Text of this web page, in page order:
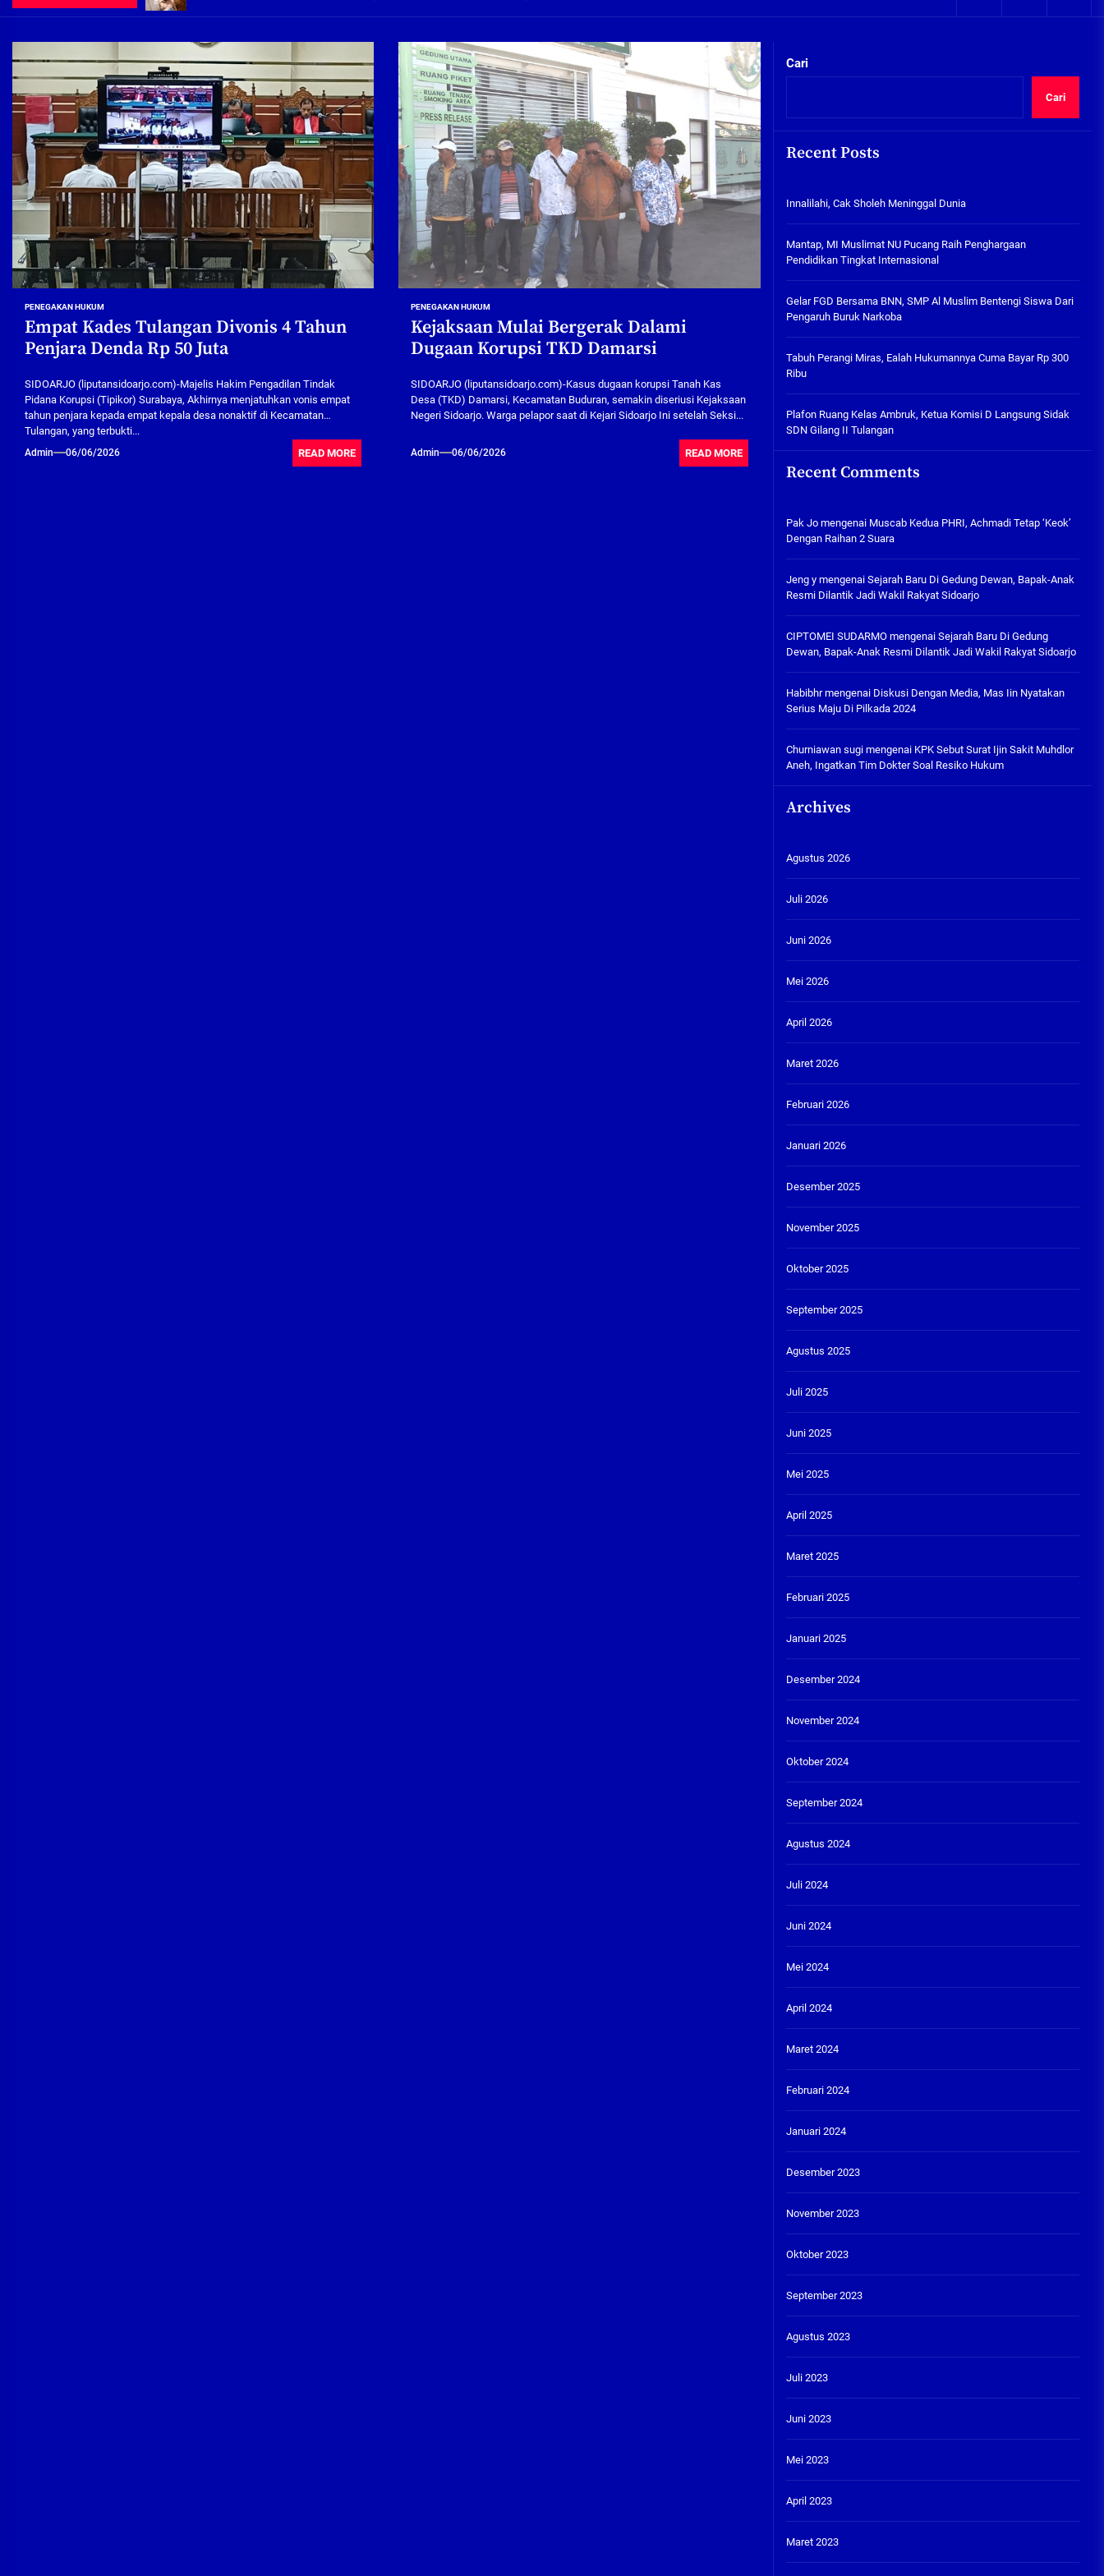
SDN Gilang II Tulangan
Mantap, MI Muslimat NU
Pucang Raih Penghargaan
Pendidikan Tingkat
Internasional
06/08/2026
Gelar FGD Bersama BNN, SMP Al
Muslim Bentengi Siswa Dari
05/08/2026
Hukumannya Cuma Bayar Rp
300 Ribu
Plafon Ruang Kelas Ambruk,
Ketua Komisi D Langsung Sidak
05/08/2026
Pembebasan Lahan Segera Rampung, Pembangunan Fly Over Gedangan Semakin Dekat
Peduli Warga Miskin, Bupati Sidoarjo Masif Jalankan Program Rehab RTLH
Pembebasan Lahan Hampir Rampung, Pembangunan Fly over Gedangan Semakin Dekat
Terima aduan warga, Komisi A cari solusi masalah warga Seketi dan Urangagung
Demi Jajaran Direksi Delta Tirta Yang Profesional Dan Kapabel, Komisi B Dua Kali Panggil Pansel Dan Minta Ada Pakta Integritas
PENEGAKAN HUKUM
Empat Kades Tulangan Divonis 4 Tahun
Penjara Denda Rp 50 Juta
SIDOARJO (liputansidoarjo.com)-Majelis Hakim Pengadilan Tindak
Pidana Korupsi (Tipikor) Surabaya, Akhirnya menjatuhkan vonis empat
tahun penjara kepada empat kepala desa nonaktif di Kecamatan
Tulangan, yang terbukti...
Admin 06/06/2026 READ MORE
PENEGAKAN HUKUM
Kejaksaan Mulai Bergerak Dalami
Dugaan Korupsi TKD Damarsi
SIDOARJO (liputansidoarjo.com)-Kasus dugaan korupsi Tanah Kas
Desa (TKD) Damarsi, Kecamatan Buduran, semakin diseriusi Kejaksaan
Negeri Sidoarjo. Warga pelapor saat di Kejari Sidoarjo Ini setelah Seksi...
Admin 06/06/2026 READ MORE
Cari
Cari
Recent Posts
Innalilahi, Cak Sholeh Meninggal Dunia
Mantap, MI Muslimat NU Pucang Raih Penghargaan
Pendidikan Tingkat Internasional
Gelar FGD Bersama BNN, SMP Al Muslim Bentengi Siswa Dari
Pengaruh Buruk Narkoba
Tabuh Perangi Miras, Ealah Hukumannya Cuma Bayar Rp 300
Ribu
Plafon Ruang Kelas Ambruk, Ketua Komisi D Langsung Sidak
SDN Gilang II Tulangan
Recent Comments
Pak Jomengenai Muscab Kedua PHRI, Achmadi Tetap ‘Keok’
Dengan Raihan 2 Suara
Jeng ymengenai Sejarah Baru Di Gedung Dewan, Bapak-Anak
Resmi Dilantik Jadi Wakil Rakyat Sidoarjo
CIPTOMEI SUDARMOmengenai Sejarah Baru Di Gedung
Dewan, Bapak-Anak Resmi Dilantik Jadi Wakil Rakyat Sidoarjo
Habibhrmengenai Diskusi Dengan Media, Mas Iin Nyatakan
Serius Maju Di Pilkada 2024
Churniawan sugimengenai KPK Sebut Surat Ijin Sakit Muhdlor
Aneh, Ingatkan Tim Dokter Soal Resiko Hukum
Archives
Agustus 2026
Juli 2026
Juni 2026
Mei 2026
April 2026
Maret 2026
Februari 2026
Januari 2026
Desember 2025
November 2025
Oktober 2025
September 2025
Agustus 2025
Juli 2025
Juni 2025
Mei 2025
April 2025
Maret 2025
Februari 2025
Januari 2025
Desember 2024
November 2024
Oktober 2024
September 2024
Agustus 2024
Juli 2024
Juni 2024
Mei 2024
April 2024
Maret 2024
Februari 2024
Januari 2024
Desember 2023
November 2023
Oktober 2023
September 2023
Agustus 2023
Juli 2023
Juni 2023
Mei 2023
April 2023
Maret 2023